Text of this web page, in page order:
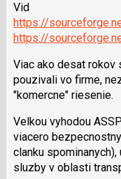
i
klávesy
pro
následující
a
pro
předchozí
nový
názor
Vid
https://
https://
Viac ako desat rokov
pouzivali vo firme,
"komercne" riesenie.
Velkou vyhodou
viacero
clanku
sluzby v oblasti